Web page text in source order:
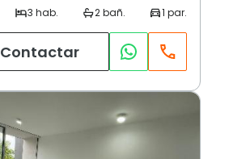
Contactar